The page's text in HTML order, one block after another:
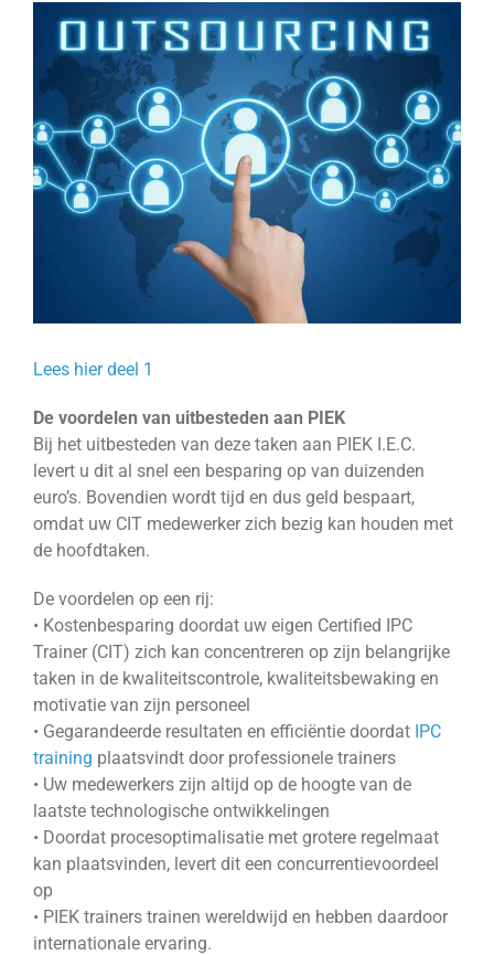
Bekijk
grotere
afbeelding
Lees hier deel 1
De voordelen van uitbesteden aan PIEK
Bij het uitbesteden van deze taken aan PIEK I.E.C.
levert u dit al snel een besparing op van duizenden
euro’s. Bovendien wordt tijd en dus geld bespaart,
omdat uw CIT medewerker zich bezig kan houden met
de hoofdtaken.
De voordelen op een rij:
• Kostenbesparing doordat uw eigen Certified IPC
Trainer (CIT) zich kan concentreren op zijn belangrijke
taken in de kwaliteitscontrole, kwaliteitsbewaking en
motivatie van zijn personeel
• Gegarandeerde resultaten en efficiëntie doordat IPC
training plaatsvindt door professionele trainers
• Uw medewerkers zijn altijd op de hoogte van de
laatste technologische ontwikkelingen
• Doordat procesoptimalisatie met grotere regelmaat
kan plaatsvinden, levert dit een concurrentievoordeel
op
• PIEK trainers trainen wereldwijd en hebben daardoor
internationale ervaring.